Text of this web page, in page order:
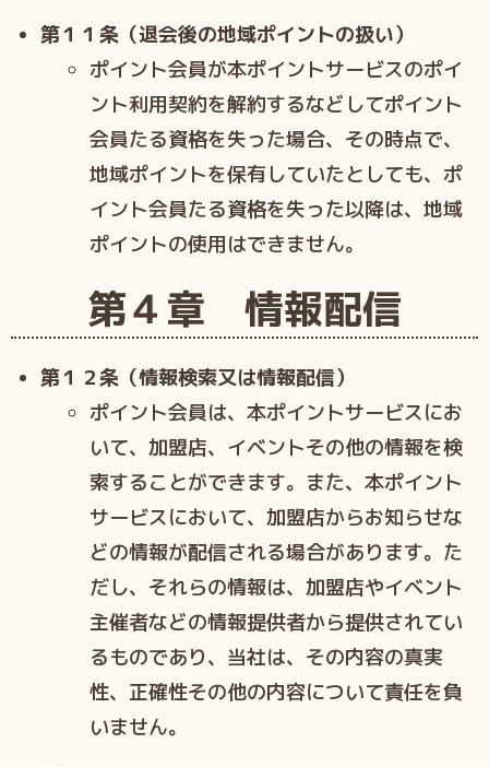
第１１条（退会後の地域ポイントの扱い）
ポイント会員が本ポイントサービスのポイ
ント利⽤契約を解約するなどしてポイント
会員たる資格を失った場合、その時点で、
地域ポイントを保有していたとしても、ポ
イント会員たる資格を失った以降は、地域
ポイントの使⽤はできません。
第４章 情報配信
第１２条（情報検索又は情報配信）
ポイント会員は、本ポイントサービスにお
いて、加盟店、イベントその他の情報を検
索することができます。また、本ポイント
サービスにおいて、加盟店からお知らせな
どの情報が配信される場合があります。た
だし、それらの情報は、加盟店やイベント
主催者などの情報提供者から提供されてい
るものであり、当社は、その内容の真実
性、正確性その他の内容について責任を負
いません。